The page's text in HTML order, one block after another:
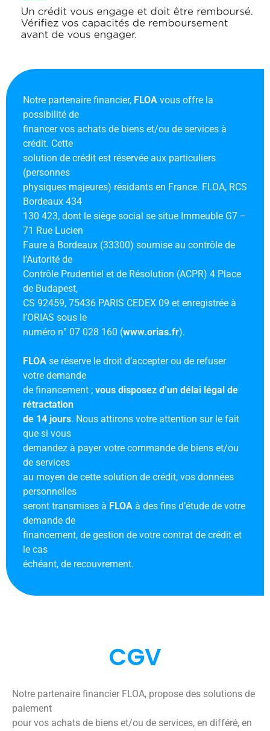
Notre partenaire financier, FLOA vous offre la
possibilité de
financer vos achats de biens et/ou de services à
crédit. Cette
solution de crédit est réservée aux particuliers
(personnes
physiques majeures) résidants en France. FLOA, RCS
Bordeaux 434
130 423, dont le siège social se situe Immeuble G7 –
71 Rue Lucien
Faure à Bordeaux (33300) soumise au contrôle de
l’Autorité de
Contrôle Prudentiel et de Résolution (ACPR) 4 Place
de Budapest,
CS 92459, 75436 PARIS CEDEX 09 et enregistrée à
l’ORIAS sous le
numéro n° 07 028 160 (www.orias.fr).
FLOA se réserve le droit d’accepter ou de refuser
votre demande
de financement ; vous disposez d’un délai légal de
rétractation
de 14 jours. Nous attirons votre attention sur le fait
que si vous
demandez à payer votre commande de biens et/ou
de services
au moyen de cette solution de crédit, vos données
personnelles
seront transmises à FLOA à des fins d’étude de votre
demande de
financement, de gestion de votre contrat de crédit et
le cas
échéant, de recouvrement.
CGV
Notre partenaire financier FLOA, propose des solutions de
paiement
pour vos achats de biens et/ou de services, en différé, en